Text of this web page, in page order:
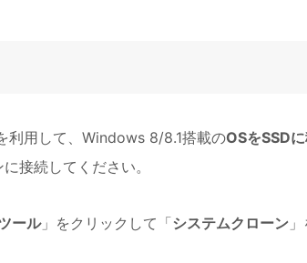
利用して、Windows 8/8.1搭載のOSをSSD
接続してください。
ール」をクリックして「システムクローン